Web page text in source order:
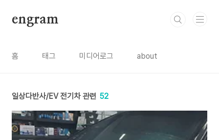
engram
홈 태그 미디어로그 about
일상다반사/EV 전기차 관련 52